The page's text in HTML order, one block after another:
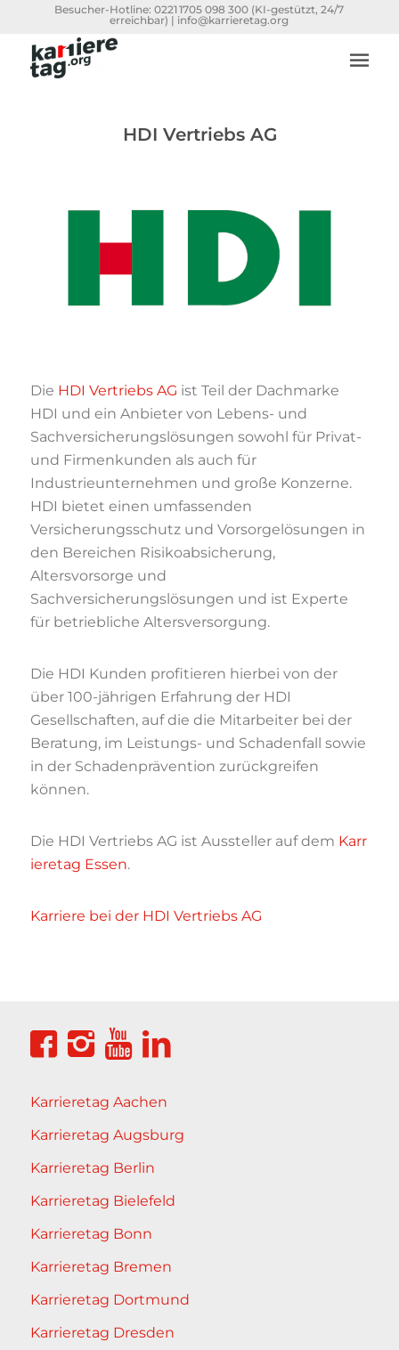
Besucher-Hotline:0221 1705 098 300 (KI-gestützt, 24/7
erreichbar) | info@karrieretag.org
HDI Vertriebs AG
Die HDI Vertriebs AG ist Teil der Dachmarke
HDI und ein Anbieter von Lebens- und
Sachversicherungslösungen sowohl für Privat-
und Firmenkunden als auch für
Industrieunternehmen und große Konzerne.
HDI bietet einen umfassenden
Versicherungsschutz und Vorsorgelösungen in
den Bereichen Risikoabsicherung,
Altersvorsorge und
Sachversicherungslösungen und ist Experte
für betriebliche Altersversorgung.
Die HDI Kunden profitieren hierbei von der
über 100-jährigen Erfahrung der HDI
Gesellschaften, auf die die Mitarbeiter bei der
Beratung, im Leistungs- und Schadenfall sowie
in der Schadenprävention zurückgreifen
können.
Die HDI Vertriebs AG ist Aussteller auf dem Karr
ieretag Essen.
Karriere bei der HDI Vertriebs AG
Karrieretag Aachen
Karrieretag Augsburg
Karrieretag Berlin
Karrieretag Bielefeld
Karrieretag Bonn
Karrieretag Bremen
Karrieretag Dortmund
Karrieretag Dresden